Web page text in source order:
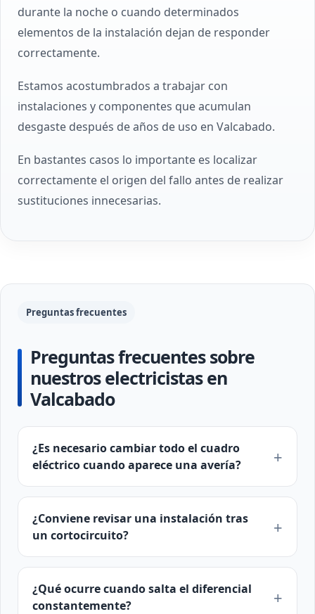
durante la noche o cuando determinados
elementos de la instalación dejan de responder
correctamente.
Estamos acostumbrados a trabajar con
instalaciones y componentes que acumulan
desgaste después de años de uso en Valcabado.
En bastantes casos lo importante es localizar
correctamente el origen del fallo antes de realizar
sustituciones innecesarias.
Preguntas frecuentes
Preguntas frecuentes sobre
nuestros electricistas en
Valcabado
¿Es necesario cambiar todo el cuadro
eléctrico cuando aparece una avería?
¿Conviene revisar una instalación tras
un cortocircuito?
¿Qué ocurre cuando salta el diferencial
constantemente?